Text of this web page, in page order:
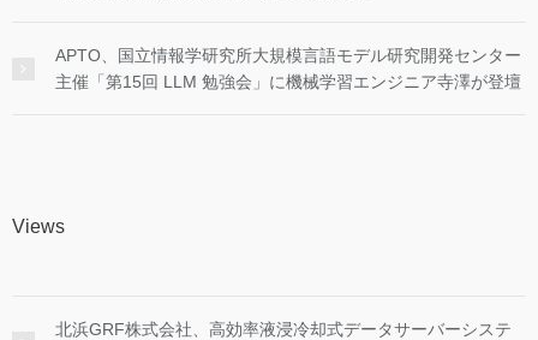
APTO、国立情報学研究所大規模言語モデル研究開発センター
主催「第15回 LLM 勉強会」に機械学習エンジニア寺澤が登壇
Views
北浜GRF株式会社、高効率液浸冷却式データサーバーシステ